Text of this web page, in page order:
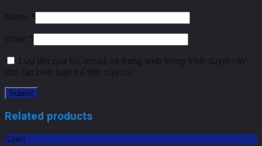
Name *
Email *
Lưu tên của tôi, email, và trang web trong trình duyệt này
cho lần bình luận kế tiếp của tôi.
Related products
Sale!